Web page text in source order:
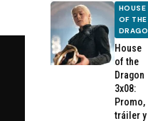
HOUSE
OF THE
House
of the
Dragon
3x08:
Promo,
tráiler y